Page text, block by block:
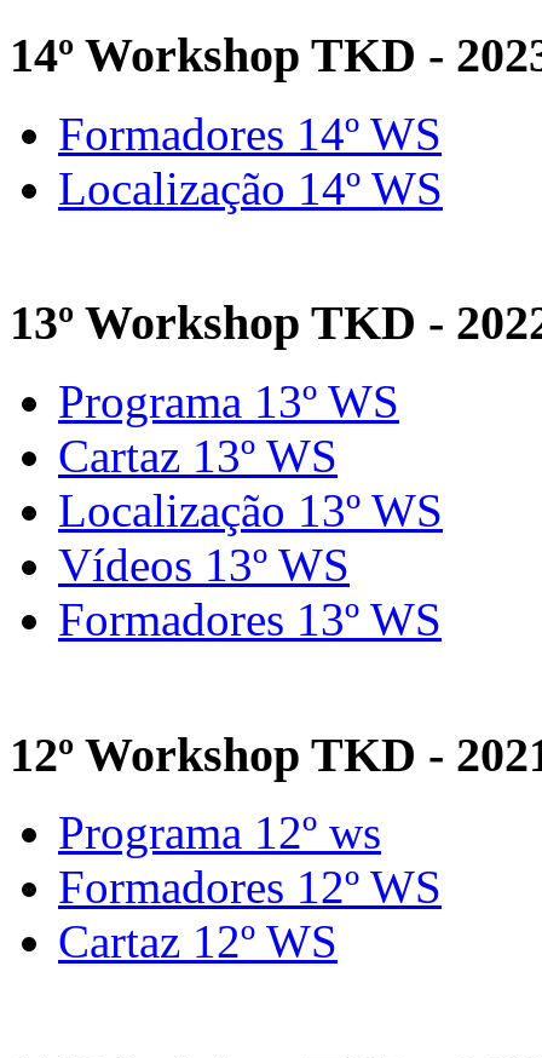
14º Workshop TKD -
Formadores 14º WS
Localização 14º WS
13º Workshop TKD -
Programa 13º WS
Cartaz 13º WS
Localização 13º WS
Vídeos 13º WS
Formadores 13º WS
12º Workshop TKD -
Programa 12º ws
Formadores 12º WS
Cartaz 12º WS